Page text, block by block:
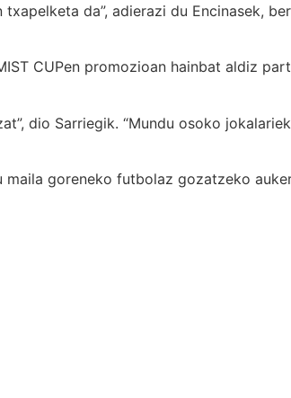
da”, adierazi du Encinasek,
CUPen promozioan hainbat aldiz
dio Sarriegik. “Mundu osoko
maila goreneko futbolaz gozatzeko